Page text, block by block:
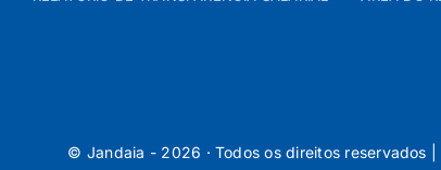
© Jandaia - 2026 · Todos os direitos reservados |